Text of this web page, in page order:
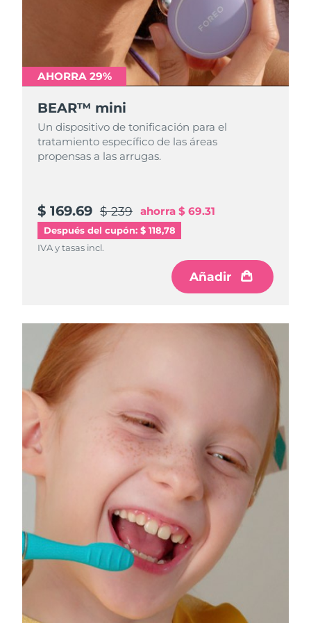
AHORRA 29%
BEAR™ mini
Un dispositivo de tonificación para el
tratamiento específico de las áreas
propensas a las arrugas.
$ 169.69 $ 239 ahorra $ 69.31
Después del cupón: $ 118,78
IVA y tasas incl.
Añadir
Entrega prevista 10/8/26
Emiratos Árabes
Unidos
Entrega prevista 10/8/26
Reino Unido
Estados Unidos Entrega prevista
Vietnam Entrega prevista